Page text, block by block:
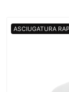
ASCIUGATURA